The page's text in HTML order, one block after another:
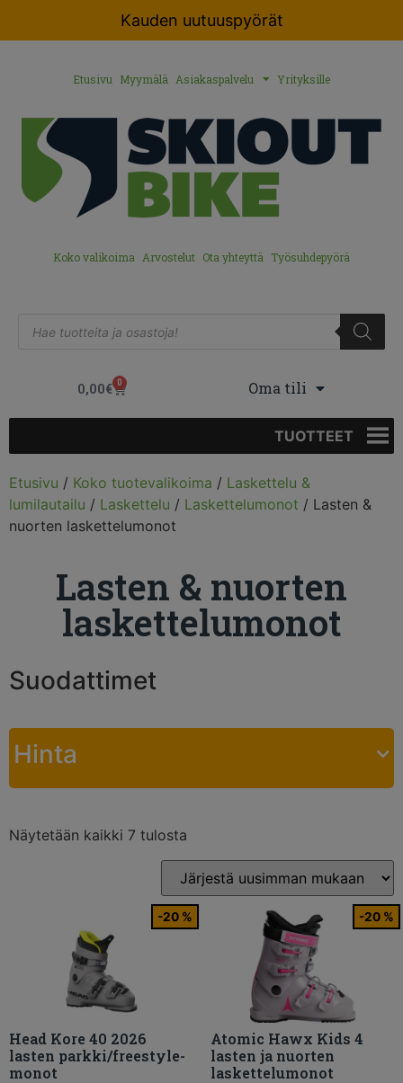
Kauden uutuuspyörät
Etusivu Myymälä Asiakaspalvelu Yrityksille
Koko valikoima Arvostelut Ota yhteyttä Työsuhdepyörä
0,00€ 0 Oma tili
TUOTTEET
Etusivu / Koko tuotevalikoima / Laskettelu &
lumilautailu / Laskettelu / Laskettelumonot / Lasten &
nuorten laskettelumonot
Lasten & nuorten
laskettelumonot
Suodattimet
Hinta
Näytetään kaikki 7 tulosta
-20 %
Head Kore 40 2026
lasten parkki/freestyle-
monot
-20 %
Atomic Hawx Kids 4
lasten ja nuorten
laskettelumonot